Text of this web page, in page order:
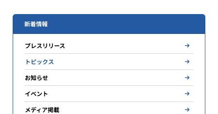
新着情報
プレスリリース
トピックス
お知らせ
イベント
メディア掲載